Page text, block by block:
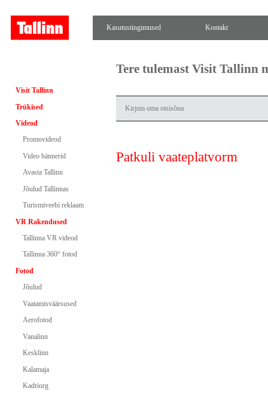
Kasutustingimused Kontakt
Visit Tallinn
Trükised
Videod
Promovideod
Video bännerid
Avasta Tallinn
Jõulud Tallinnas
Turismiveebi reklaam
VR Rakendused
Tallinna VR videod
Tallinna 360° fotod
Fotod
Jõulud
Vaatamisväärsused
Aerofotod
Vanalinn
Kesklinn
Kalamaja
Kadriorg
Tere tulemast Visit Tallinn
Patkuli vaateplatvorm